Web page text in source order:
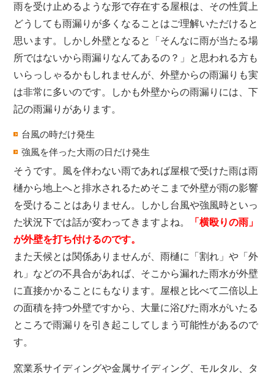
雨を受け止めるような形で存在する屋根は、その性質上
どうしても雨漏りが多くなることはご理解いただけると
思います。しかし外壁となると「そんなに雨が当たる場
所ではないから雨漏りなんてあるの？」と思われる方も
いらっしゃるかもしれませんが、外壁からの雨漏りも実
は非常に多いのです。しかも外壁からの雨漏りには、下
記の雨漏りがあります。
台風の時だけ発生
強風を伴った大雨の日だけ発生
そうです。風を伴わない雨であれば屋根で受けた雨は雨
樋から地上へと排水されるためそこまで外壁が雨の影響
を受けることはありません。しかし台風や強風時といっ
た状況下では話が変わってきますよね。
「横殴りの雨」
が外壁を打ち付けるのです。
また天候とは関係ありませんが、雨樋に「割れ」や「外
れ」などの不具合があれば、そこから漏れた雨水が外壁
に直接かかることにもなります。屋根と比べて二倍以上
の面積を持つ外壁ですから、大量に浴びた雨水がいたる
ところで雨漏りを引き起こしてしまう可能性があるので
す。
窯業系サイディングや金属サイディング、モルタル、タ